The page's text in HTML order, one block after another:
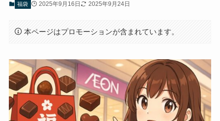
福袋 2025年9月16日 2025年9月24日
本ページはプロモーションが含まれています。